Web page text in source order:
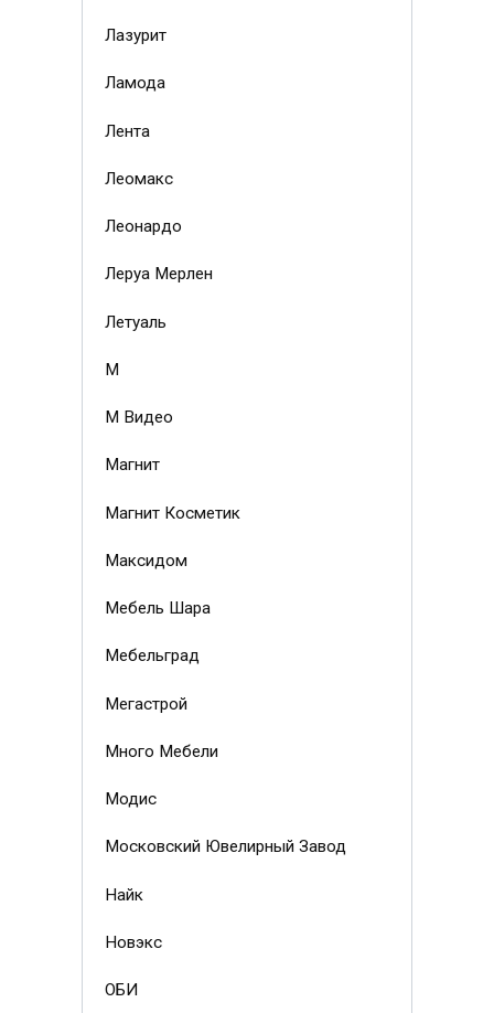
Лазурит
Ламода
Лента
Леомакс
Леонардо
Леруа Мерлен
Летуаль
М
М Видео
Магнит
Магнит Косметик
Максидом
Мебель Шара
Мебельград
Мегастрой
Много Мебели
Модис
Московский Ювелирный Завод
Найк
Новэкс
ОБИ